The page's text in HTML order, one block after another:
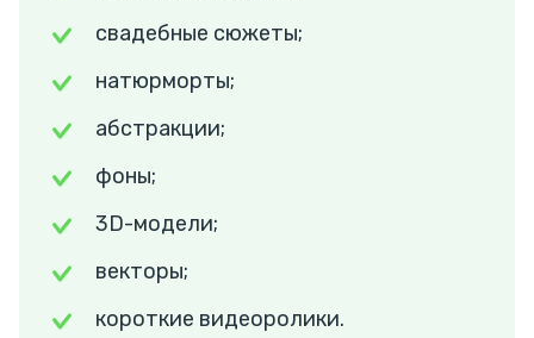
свадебные сюжеты;
натюрморты;
абстракции;
фоны;
3D-модели;
векторы;
короткие видеоролики.